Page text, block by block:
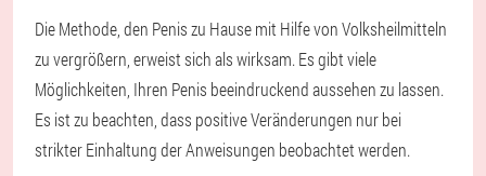
Die Methode, den Penis zu Hause mit Hilfe von Volksheilmitteln
zu vergrößern, erweist sich als wirksam. Es gibt viele
Möglichkeiten, Ihren Penis beeindruckend aussehen zu lassen.
Es ist zu beachten, dass positive Veränderungen nur bei
strikter Einhaltung der Anweisungen beobachtet werden.